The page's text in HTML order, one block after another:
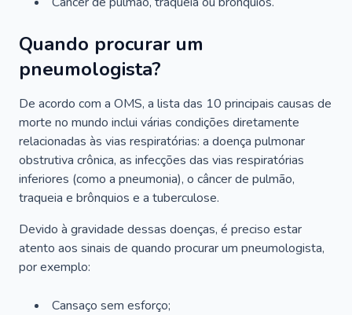
Quando procurar um
pneumologista?
De acordo com a OMS, a lista das 10 principais causas de
morte no mundo inclui várias condições diretamente
relacionadas às vias respiratórias: a doença pulmonar
obstrutiva crônica, as infecções das vias respiratórias
inferiores (como a pneumonia), o câncer de pulmão,
traqueia e brônquios e a tuberculose.
Devido à gravidade dessas doenças, é preciso estar
atento aos sinais de quando procurar um pneumologista,
por exemplo:
Cansaço sem esforço;